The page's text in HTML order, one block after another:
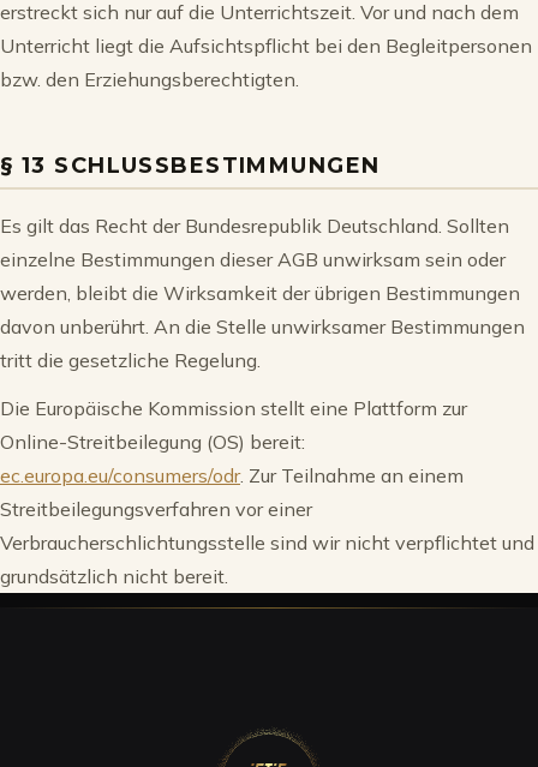
erstreckt sich nur auf die Unterrichtszeit. Vor und nach dem
Unterricht liegt die Aufsichtspflicht bei den Begleitpersonen
bzw. den Erziehungsberechtigten.
§ 13 SCHLUSSBESTIMMUNGEN
Es gilt das Recht der Bundesrepublik Deutschland. Sollten
einzelne Bestimmungen dieser AGB unwirksam sein oder
werden, bleibt die Wirksamkeit der übrigen Bestimmungen
davon unberührt. An die Stelle unwirksamer Bestimmungen
tritt die gesetzliche Regelung.
Die Europäische Kommission stellt eine Plattform zur
Online-Streitbeilegung (OS) bereit:
ec.europa.eu/consumers/odr. Zur Teilnahme an einem
Streitbeilegungsverfahren vor einer
Verbraucherschlichtungsstelle sind wir nicht verpflichtet und
grundsätzlich nicht bereit.